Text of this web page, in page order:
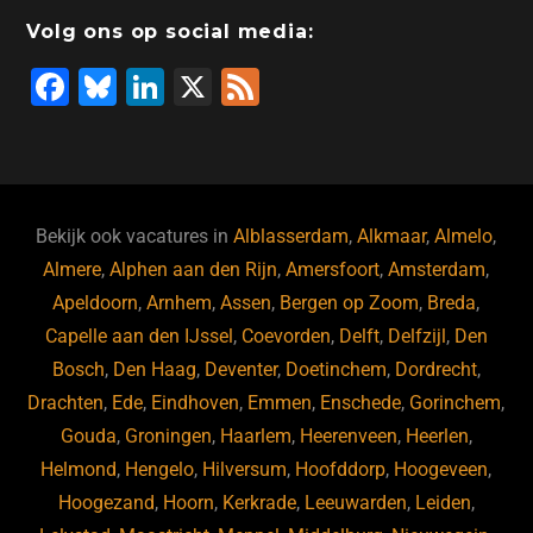
o
o
k
n
o s
p
Volg ons op social media:
F
b
o
o
k
Bl
ky
Li
dI
n
X
Bekijk ook vacatures inAlblasserdam,Alkmaar,Almelo,
Almere,Alphen aan den Rijn,Amersfoort,Amsterdam,
Apeldoorn,Arnhem,Assen, Bergen op Zoom, Breda,
Capelle aan den IJssel, Coevorden, Delft, Delfzijl, Den
Bosch, Den Haag, Deventer, Doetinchem, Dordrecht,
Drachten, Ede, Eindhoven, Emmen, Enschede, Gorinchem,
Gouda, Groningen, Haarlem, Heerenveen, Heerlen,
Helmond, Hengelo, Hilversum, Hoofddorp, Hoogeveen,
Hoogezand, Hoorn, Kerkrade, Leeuwarden, Leiden,